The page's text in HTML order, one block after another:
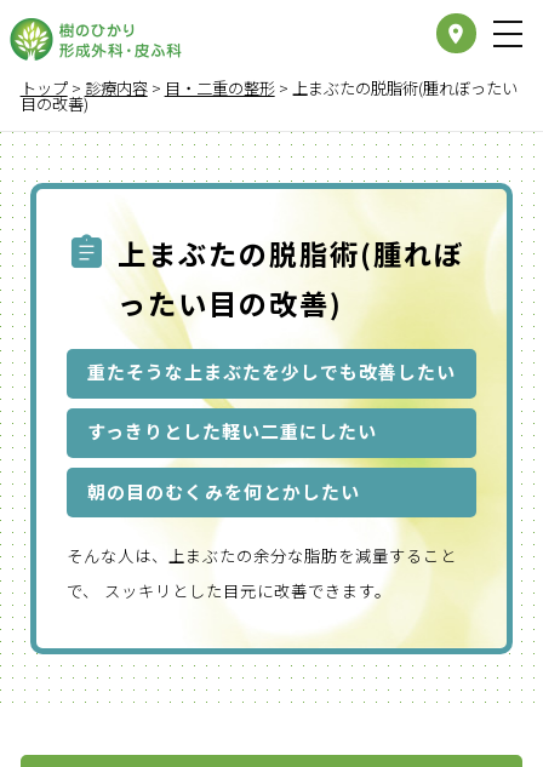
place
トップ> 診療内容> 目・二重の整形> 上まぶたの脱脂術(腫れぼったい
目の改善)
上まぶたの脱脂術(腫れぼ
ったい目の改善)
重たそうな上まぶたを少しでも改善したい
すっきりとした軽い二重にしたい
朝の目のむくみを何とかしたい
そんな人は、上まぶたの余分な脂肪を減量すること
で、 スッキリとした目元に改善できます。